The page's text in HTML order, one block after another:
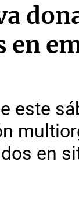
en
este
en